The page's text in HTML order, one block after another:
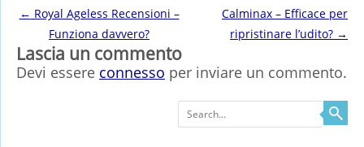
Post navigation
← Royal Ageless Recensioni –
Funziona davvero?
Calminax – Efficace per
ripristinare l’udito? →
Lascia un commento
Devi essere connesso per inviare un commento.
Search